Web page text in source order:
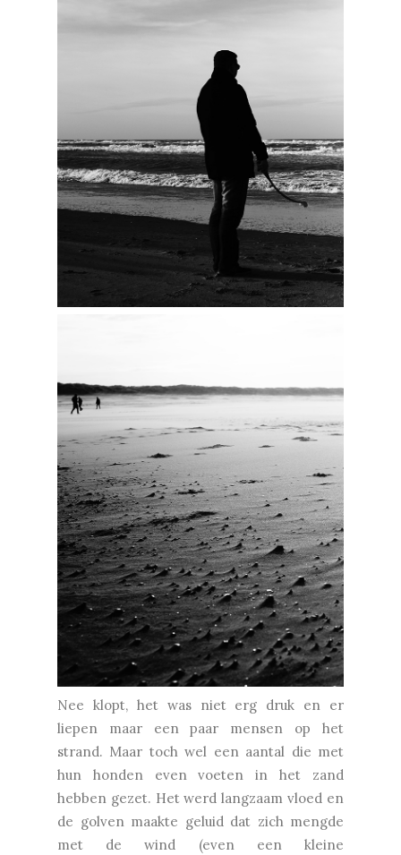
Nee klopt, het was niet erg druk en er
liepen maar een paar mensen op het
strand. Maar toch wel een aantal die met
hun honden even voeten in het zand
hebben gezet. Het werd langzaam vloed en
de golven maakte geluid dat zich mengde
met de wind (even een kleine